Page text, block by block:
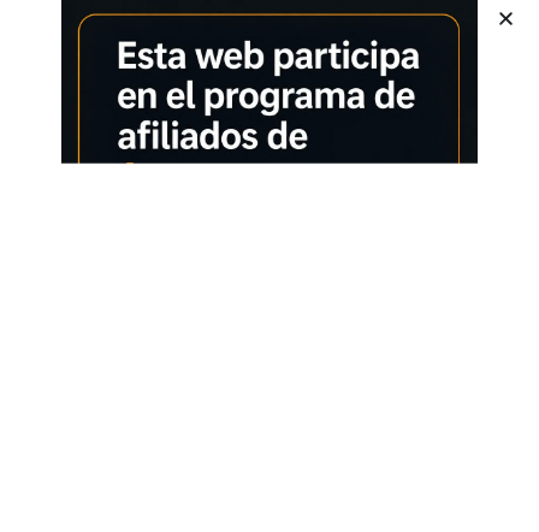
tiene una potente potencia de succión de 4000pa. Los dos
cepillos laterales del robot aspirador concentran el polvo, el
pelo de las mascotas y los residuos. El robot aspirador es
aspirado por una boquilla sin escobillas diseñada para
hogares con mascotas. Las aspiradoras robotizadas utilizan un
cepillo giratorio tradicional para limpiar el cabello enredado sin
ensuciarse las manos.
📲【Succión de huracán de 4000 Pa】El robot aspirador J10